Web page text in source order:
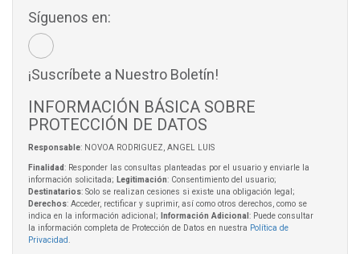
Síguenos en:
¡Suscríbete a Nuestro Boletín!
INFORMACIÓN BÁSICA SOBRE
PROTECCIÓN DE DATOS
Responsable: NOVOA RODRIGUEZ, ANGEL LUIS
Finalidad: Responder las consultas planteadas por el usuario y enviarle la
información solicitada; Legitimación: Consentimiento del usuario;
Destinatarios: Solo se realizan cesiones si existe una obligación legal;
Derechos: Acceder, rectificar y suprimir, así como otros derechos, como se
indica en la información adicional;
Información Adicional : Puede consultar
la información completa de Protección de Datos en nuestra Política de
Privacidad